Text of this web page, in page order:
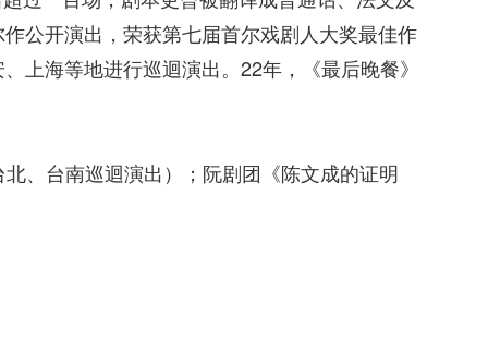
公开演出，荣获第七届首尔戏剧人大奖最佳作
上海等地进行巡迴演出。22年，《最后晚餐》
、台南巡迴演出）；阮剧团《陈文成的证明